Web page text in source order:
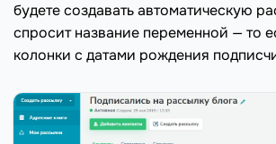
будете создавать автоматическую
спросит название переменной — то
колонки с датами рождения